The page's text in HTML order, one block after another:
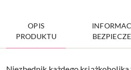
OPIS
PRODUKTU